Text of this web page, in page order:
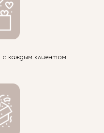
с каждым клиентом